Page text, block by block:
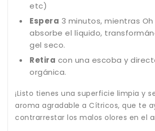
etc)
Espera 3 minutos, mientras Oh
absorbe el líquido,
gel seco.
Retira con una escoba y
orgánica.
¡Listo tienes una superficie limpia y
aroma agradable a Cítricos, que te
contrarrestar los malos olores en el